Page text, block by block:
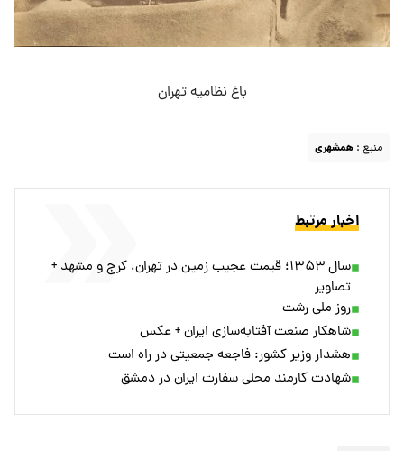
باغ نظامیه تهران
منبع : همشهری
اخبار مرتبط
سال ۱۳۵۳؛ قیمت عجیب زمین در تهران، کرج و مشهد +
تصاویر
روز ملی رشت
شاهکار صنعت آفتابه‌سازی ایران + عکس
هشدار وزیر کشور: فاجعه جمعیتی در راه است
شهادت کارمند محلی سفارت ایران در دمشق